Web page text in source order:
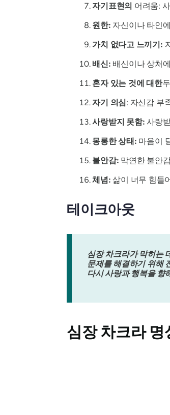
자기표현의 어려움:
원한: 자신이나 타인
가치 없다고 느끼기:
배신: 배신이나 상처
혼자 있는 것에 대한
자기 의심: 자신감 부
사랑받지 못함: 사랑
몽롱한 상태: 마음이
불안감: 막연한 불안
체념: 삶이 너무 힘들
테이크아웃
심장 차크라가 막히는
문제를 해결하기 위해
다시 사랑과 행복을 향
심장 차크라 명